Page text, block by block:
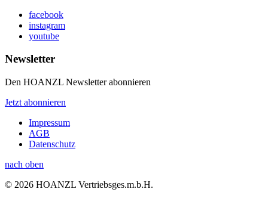
facebook
instagram
youtube
Newsletter
Den HOANZL Newsletter abonnieren
Jetzt abonnieren
Impressum
AGB
Datenschutz
nach oben
© 2026 HOANZL Vertriebsges.m.b.H.